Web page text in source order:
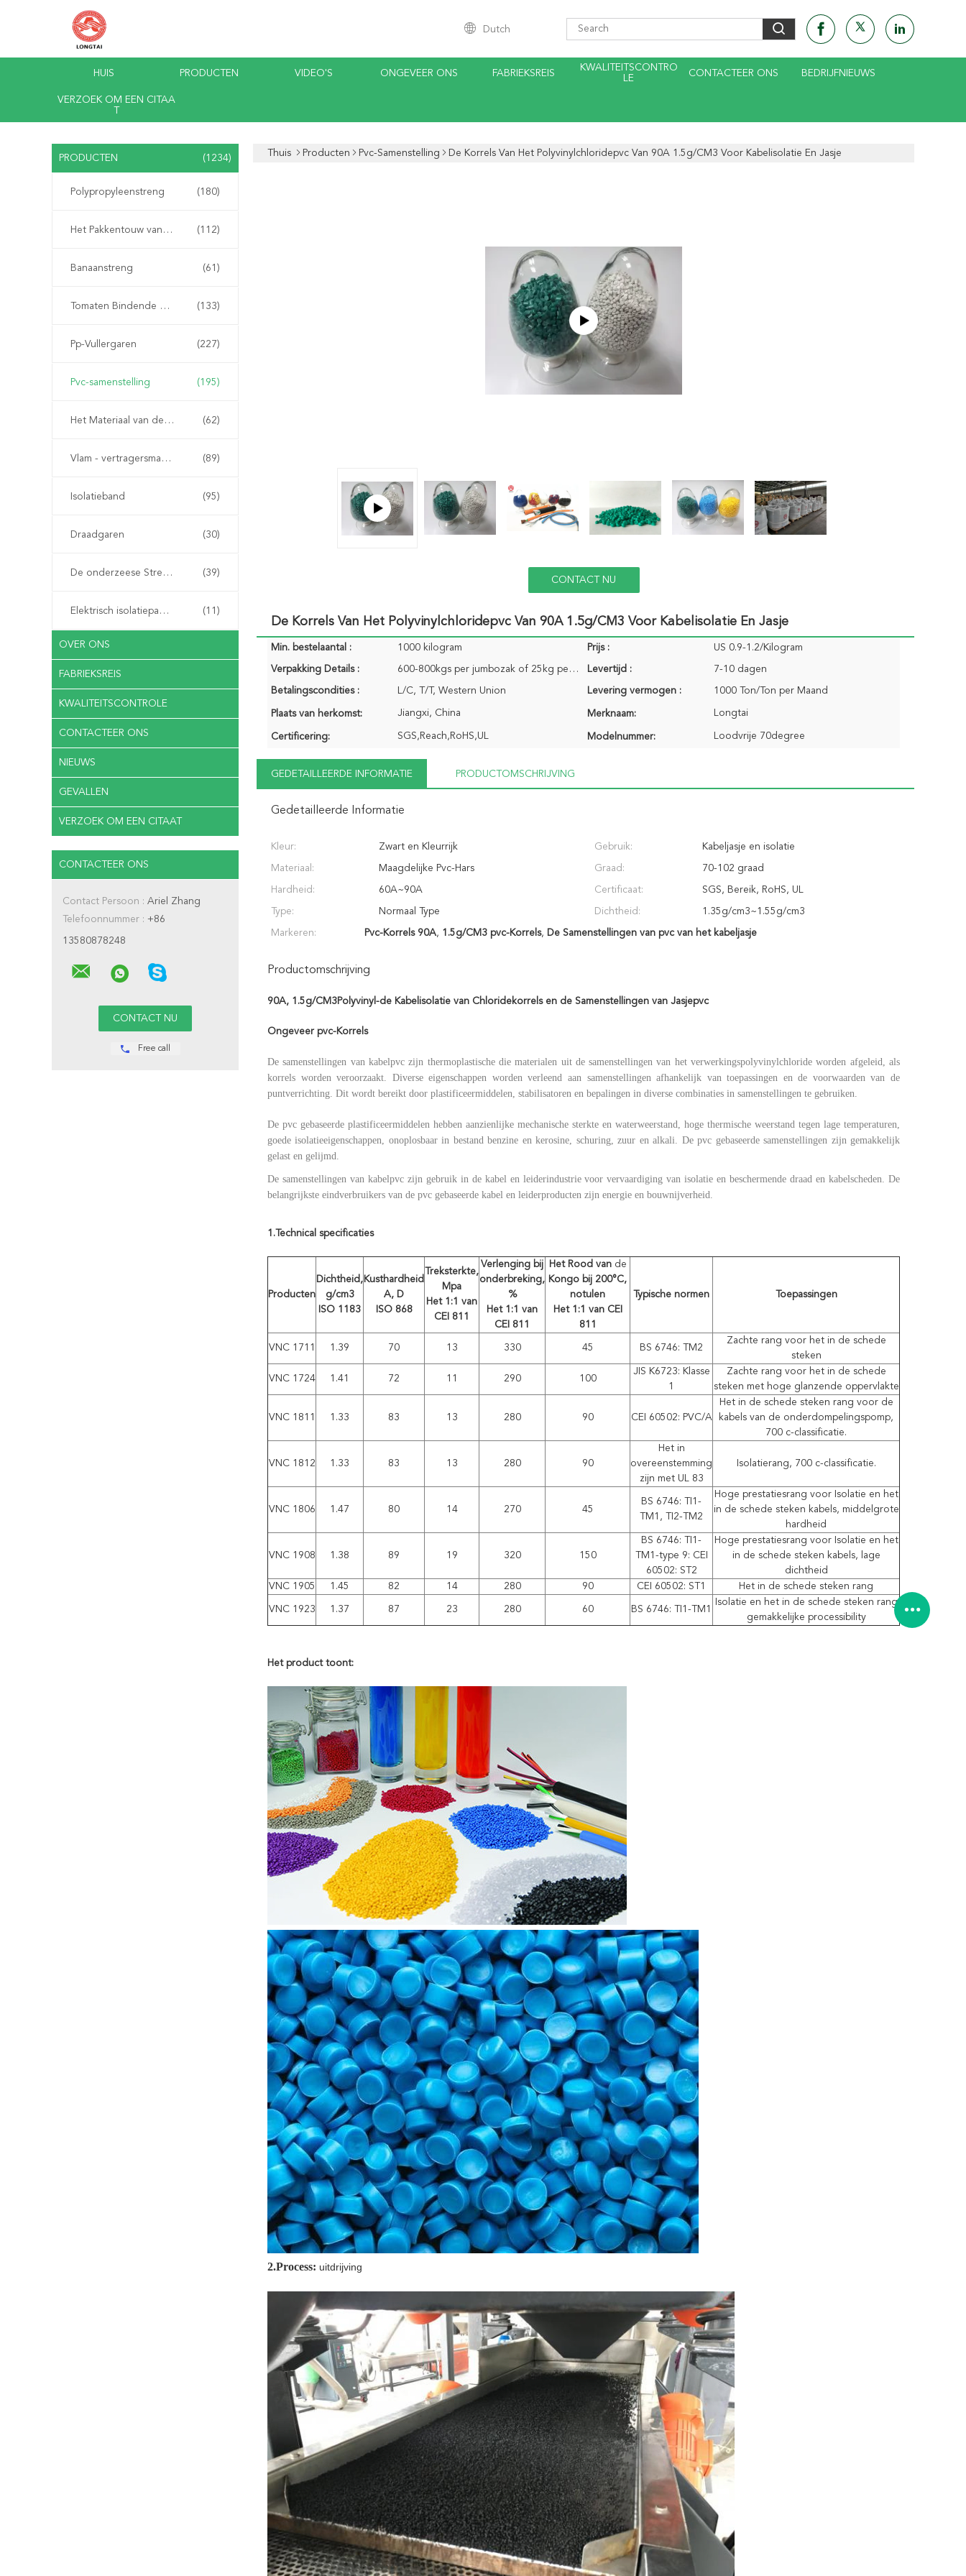
Dutch
HUIS PRODUCTEN VIDEO'S ONGEVEER ONS FABRIEKSREIS
KWALITEITSCONTRO
LE
CONTACTEER ONS BEDRIJFNIEUWS
VERZOEK OM EEN CITAA
PRODUCTEN (1234)
Polypropyleenstreng (180)
Het Pakkentouw van pp (112)
Banaanstreng (61)
Tomaten Bindende Streng (133)
Pp-Vullergaren (227)
Pvc-samenstelling (195)
Het Materiaal van de kabelvuller (62)
Vlam - vertragersmateriaal (89)
Isolatieband (95)
Draadgaren (30)
De onderzeese Streng van de Kabelpantsering (39)
Elektrisch isolatiepapier (11)
OVER ONS
FABRIEKSREIS
KWALITEITSCONTROLE
CONTACTEER ONS
NIEUWS
GEVALLEN
VERZOEK OM EEN CITAAT
CONTACTEER ONS
Contact Persoon : Ariel Zhang
Telefoonnummer : +86
13580878248
Free call
Thuis Producten Pvc-Samenstelling De Korrels Van Het Polyvinylchloridepvc Van 90A 1.5g/CM3 Voor Kabelisolatie En Jasje
CONTACT NU
De Korrels Van Het Polyvinylchloridepvc Van 90A 1.5g/CM3 Voor Kabelisolatie En Jasje
Min. bestelaantal : 1000 kilogram Prijs : US 0.9-1.2/Kilogram
Verpakking Details : 600-800kgs per jumbozak of 25kg per zak Levertijd : 7-10 dagen
Betalingscondities : L/C, T/T, Western Union Levering vermogen : 1000 Ton/Ton per Maand
Plaats van herkomst: Jiangxi, China Merknaam: Longtai
Certificering: SGS,Reach,RoHS,UL Modelnummer: Loodvrije 70degree
GEDETAILLEERDE INFORMATIE PRODUCTOMSCHRIJVING
Gedetailleerde Informatie
Kleur: Zwart en Kleurrijk Gebruik: Kabeljasje en isolatie
Materiaal: Maagdelijke Pvc-Hars Graad: 70-102 graad
Hardheid: 60A~90A Certificaat: SGS, Bereik, RoHS, UL
Type: Normaal Type Dichtheid: 1.35g/cm3~1.55g/cm3
Markeren: Pvc-Korrels 90A, 1.5g/CM3 pvc-Korrels, De Samenstellingen van pvc van het kabeljasje
Productomschrijving
90A, 1.5g/CM3Polyvinyl-de Kabelisolatie van Chloridekorrels en de Samenstellingen van Jasjepvc
Ongeveer pvc-Korrels
De samenstellingen van kabelpvc zijn thermoplastische die materialen uit de samenstellingen van het verwerkingspolyvinylchloride worden afgeleid, als
korrels worden veroorzaakt. Diverse eigenschappen worden verleend aan samenstellingen afhankelijk van toepassingen en de voorwaarden van de
puntverrichting. Dit wordt bereikt door plastificeermiddelen, stabilisatoren en bepalingen in diverse combinaties in samenstellingen te gebruiken.
De pvc gebaseerde plastificeermiddelen hebben aanzienlijke mechanische sterkte en waterweerstand, hoge thermische weerstand tegen lage temperaturen,
goede isolatieeigenschappen, onoplosbaar in bestand benzine en kerosine, schuring, zuur en alkali. De pvc gebaseerde samenstellingen zijn gemakkelijk
gelast en gelijmd.
De samenstellingen van kabelpvc zijn gebruik in de kabel en leiderindustrie voor vervaardiging van isolatie en beschermende draad en kabelscheden. De
belangrijkste eindverbruikers van de pvc gebaseerde kabel en leiderproducten zijn energie en bouwnijverheid.
1.Technical specificaties
Producten
Dichtheid,
g/cm3
ISO 1183
Kusthardheid
A, D
ISO 868
Treksterkte,
Mpa
Het 1:1 van
CEI 811
Verlenging bij
onderbreking,
%
Het 1:1 van
CEI 811
Het Rood vande
Kongo bij 200°C,
notulen
Het 1:1 van CEI
811
Typische normen Toepassingen
VNC 1711 1.39 70 13 330 45 BS 6746: TM2
Zachte rang voor het in de schede
steken
VNC 1724 1.41 72 11 290 100
JIS K6723: Klasse
1
Zachte rang voor het in de schede
steken met hoge glanzende oppervlakte
VNC 1811 1.33 83 13 280 90 CEI 60502: PVC/A
Het in de schede steken rang voor de
kabels van de onderdompelingspomp,
700 c-classificatie.
VNC 1812 1.33 83 13 280 90
Het in
overeenstemming
zijn met UL 83
Isolatierang, 700 c-classificatie.
VNC 1806 1.47 80 14 270 45
BS 6746: TI1-
TM1, TI2-TM2
Hoge prestatiesrang voor Isolatie en het
in de schede steken kabels, middelgrote
hardheid
VNC 1908 1.38 89 19 320 150
BS 6746: TI1-
TM1-type 9: CEI
60502: ST2
Hoge prestatiesrang voor Isolatie en het
in de schede steken kabels, lage
dichtheid
VNC 1905
1.45 82 14 280 90 CEI 60502: ST1 Het in de schede steken rang
VNC 1923 1.37 87 23 280 60 BS 6746: TI1-TM1
Isolatie en het in de schede steken rang
gemakkelijke processibility
Het product toont:
2.Process: uitdrijving